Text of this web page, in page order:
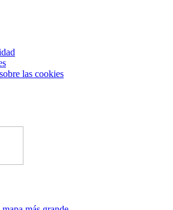
las cookies